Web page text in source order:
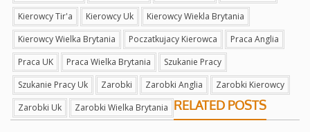
Kierowcy Tir'a
Kierowcy Uk
Kierowcy Wiekla Brytania
Kierowcy Wielka Brytania
Poczatkujacy Kierowca
Praca Anglia
Praca UK
Praca Wielka Brytania
Szukanie Pracy
Szukanie Pracy Uk
Zarobki Zarobki Anglia
Zarobki Kierowcy
Zarobki Uk
Zarobki Wielka Brytania RELATED POSTS